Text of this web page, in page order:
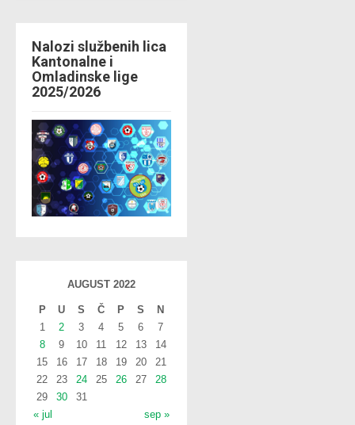
Nalozi službenih lica
Kantonalne i
Omladinske lige
2025/2026
AUGUST 2022
P U S Č P S N
« jul sep »
1 2 3 4 5 6
7
8
9 10 11 12 13
14
15
16 17 18 19 20
21
22
23 24 25 26 27
28
29
30 31